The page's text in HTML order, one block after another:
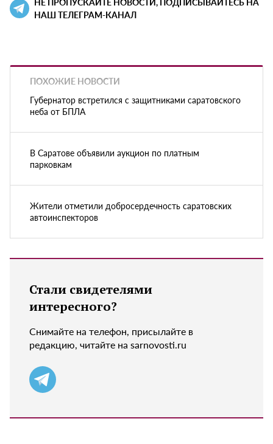
НАШ ТЕЛЕГРАМ-КАНАЛ
ПОХОЖИЕ НОВОСТИ
Губернатор встретился с защитниками саратовского
неба от БПЛА
В Саратове объявили аукцион по платным
парковкам
Жители отметили добросердечность саратовских
автоинспекторов
Стали свидетелями
интересного?
Снимайте на телефон, присылайте в
редакцию, читайте на sarnovosti.ru